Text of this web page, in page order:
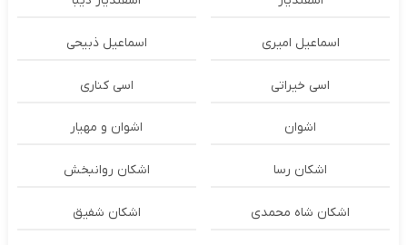
اسماعیل امیری اسماعیل ذبیحی
اسی خیراتی اسی کناری
اشوان اشوان و مهیار
اشکان رسا اشکان روانبخش
اشکان شاه محمدی اشکان شفیق